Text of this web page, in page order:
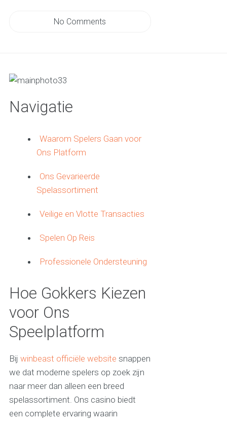
No Comments
Navigatie
Waarom Spelers Gaan voor
Ons Platform
Ons Gevarieerde
Spelassortiment
Veilige en Vlotte Transacties
Spelen Op Reis
Professionele Ondersteuning
Hoe Gokkers Kiezen
voor Ons
Speelplatform
Bij winbeast officiële website snappen
we dat moderne spelers op zoek zijn
naar meer dan alleen een breed
spelassortiment. Ons casino biedt
een complete ervaring waarin